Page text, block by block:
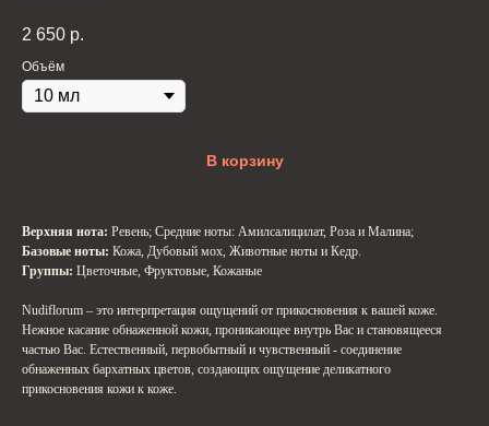
2 650 р.
Объём
В корзину
Верхняя нота: Ревень; Средние ноты: Амилсалицилат, Роза и Малина;
Базовые ноты: Кожа, Дубовый мох, Животные ноты и Кедр.
Группы: Цветочные, Фруктовые, Кожаные
Nudiflorum – это интерпретация ощущений от прикосновения к вашей коже.
Нежное касание обнаженной кожи, проникающее внутрь Вас и становящееся
частью Вас. Естественный, первобытный и чувственный - соединение
обнаженных бархатных цветов, создающих ощущение деликатного
прикосновения кожи к коже.